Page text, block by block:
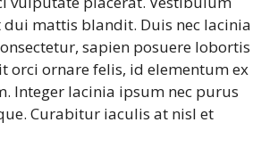
dui mattis blandit. Duis nec lacinia
sapien posuere lobortis
orci ornare felis, id elementum ex
Integer lacinia ipsum nec purus
Curabitur iaculis at nisl et